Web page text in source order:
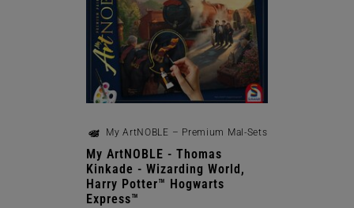
My ArtNOBLE – Premium Mal-Sets
My ArtNOBLE - Thomas
Kinkade - Wizarding World,
Harry Potter™ Hogwarts
Express™